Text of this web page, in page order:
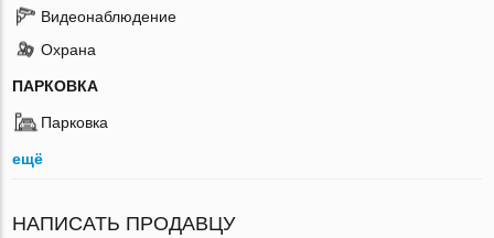
Видеонаблюдение
Охрана
ПАРКОВКА
Парковка
ещё
НАПИСАТЬ ПРОДАВЦУ